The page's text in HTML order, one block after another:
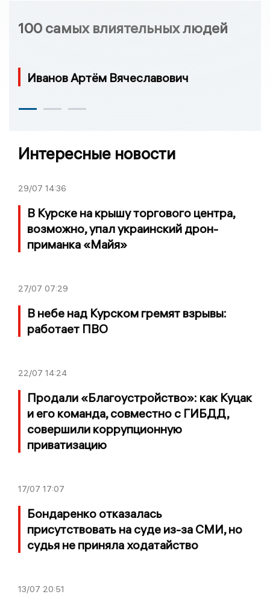
100 самых влиятельных людей
Иванов Артём Вячеславович
Интересные новости
29/07 14:36
В Курске на крышу торгового центра,
возможно, упал украинский дрон-
приманка «Майя»
27/07 07:29
В небе над Курском гремят взрывы:
работает ПВО
22/07 14:24
Продали «Благоустройство»: как Куцак
и его команда, совместно с ГИБДД,
совершили коррупционную
приватизацию
17/07 17:07
Бондаренко отказалась
присутствовать на суде из-за СМИ, но
судья не приняла ходатайство
13/07 20:51